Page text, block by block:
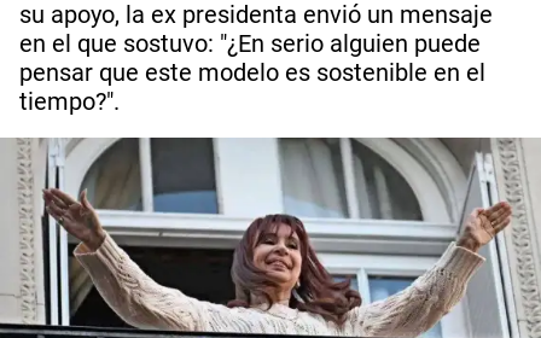
su apoyo, la ex presidenta envió un mensaje
en el que sostuvo: "¿En serio alguien puede
pensar que este modelo es sostenible en el
tiempo?".